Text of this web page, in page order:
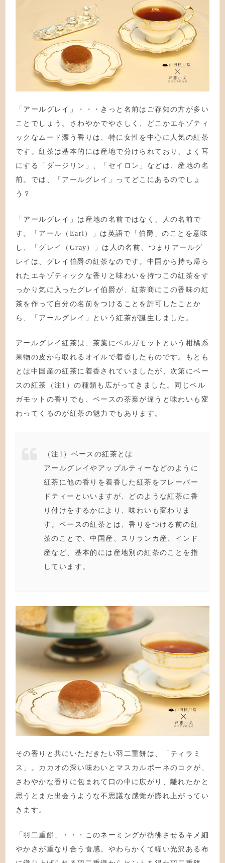
「アールグレイ」・・・きっと名前はご存知の方が多い
ことでしょう。さわやかでやさしく、どこかエキゾティ
ックなムード漂う香りは、特に女性を中心に人気の紅茶
です。紅茶は基本的には産地で分けられており、よく耳
にする「ダージリン」、「セイロン」などは、産地の名
前。では、「アールグレイ」ってどこにあるのでしょ
う？
「アールグレイ」は産地の名前ではなく、人の名前で
す。「アール（Earl）」は英語で「伯爵」のことを意味
し、「グレイ（Gray）」は人の名前、つまりアールグ
レイは、グレイ伯爵の紅茶なのです。中国から持ち帰ら
れたエキゾティックな香りと味わいを持つこの紅茶をす
っかり気に入ったグレイ伯爵が、紅茶商にこの香味の紅
茶を作って自分の名前をつけることを許可したことか
ら、「アールグレイ」という紅茶が誕生しました。
アールグレイ紅茶は、茶葉にベルガモットという柑橘系
果物の皮から取れるオイルで着香したものです。もとも
とは中国産の紅茶に着香されていましたが、次第にベー
スの紅茶（注1）の種類も広がってきました。同じベル
ガモットの香りでも、ベースの茶葉が違うと味わいも変
わってくるのが紅茶の魅力でもあります。
（注1）ベースの紅茶とは
アールグレイやアップルティーなどのように
紅茶に他の香りを着香 した紅茶をフレーバー
ドティーといいますが、どのような紅茶に香
り付けをするかにより、味わいも変わりま
す。ベースの紅茶とは、香りをつける前の紅
茶のことで、中国産、スリランカ産、 インド
産など、基本的には産地別の紅茶のことを指
しています。
その香りと共にいただきたい羽二重餅は、「ティラミ
ス」。カカオの深い味わいとマスカルポーネのコクが、
さわやかな香りに包まれて口の中に広がり、離れたかと
思うとまた出会うような不思議な感覚が膨れ上がってい
きます。
「羽二重餅」・・・このネーミングが彷彿させるキメ細
やかさが重なり合う食感。やわらかくて軽い光沢ある布